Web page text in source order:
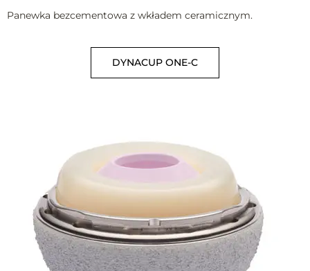
Panewka bezcementowa z wkładem ceramicznym.
DYNACUP ONE-C